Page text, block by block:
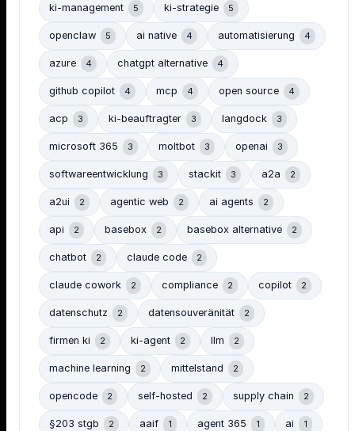
ki-management 5 ki-strategie 5
openclaw 5 ai native 4 automatisierung 4
azure 4 chatgpt alternative 4
github copilot 4 mcp 4 open source 4
acp 3 ki-beauftragter 3 langdock 3
microsoft 365 3 moltbot 3 openai 3
softwareentwicklung 3 stackit 3 a2a 2
a2ui 2 agentic web 2 ai agents 2
api 2 basebox 2 basebox alternative 2
chatbot 2 claude code 2
claude cowork 2 compliance 2 copilot 2
datenschutz 2 datensouveränität 2
firmen ki 2 ki-agent 2 llm 2
machine learning 2 mittelstand 2
opencode 2 self-hosted 2 supply chain 2
§203 stgb 2 aaif 1 agent 365 1 ai 1